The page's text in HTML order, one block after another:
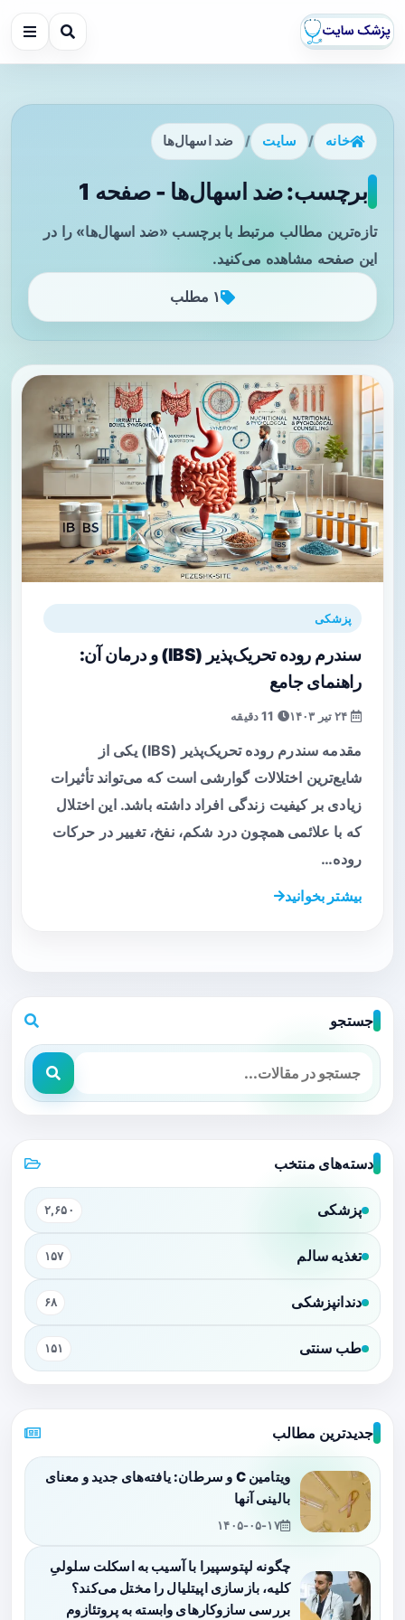
خانه / سایت / ضد اسهال‌ها
برچسب: ضد اسهال‌ها - صفحه 1
تازه‌ترین مطالب مرتبط با برچسب «ضد اسهال‌ها» را در
این صفحه مشاهده می‌کنید.
۱ مطلب
پزشکی
سندرم روده تحریک‌پذیر (IBS) و درمان آن:
راهنمای جامع
مقدمه سندرم روده تحریک‌پذیر (IBS) یکی از
شایع‌ترین اختلالات گوارشی است که می‌تواند تأثیرات
زیادی بر کیفیت زندگی افراد داشته باشد. این اختلال
که با علائمی همچون درد شکم، نفخ، تغییر در حرکات
روده…
بیشتر بخوانید
جستجو
دسته‌های منتخب
پزشکی ۲,۶۵۰
تغذیه سالم ۱۵۷
دندانپزشکی ۶۸
طب سنتی ۱۵۱
جدیدترین مطالب
ویتامین C و سرطان: یافته‌های جدید و معنای
بالینی آنها
۱۴۰۵-۰۵-۱۷
چگونه لپتوسپیرا با آسیب به اسکلت سلولیِ
کلیه، بازسازی اپیتلیال را مختل می‌کند؟
بررسی سازوکارهای وابسته به پروتئازوم